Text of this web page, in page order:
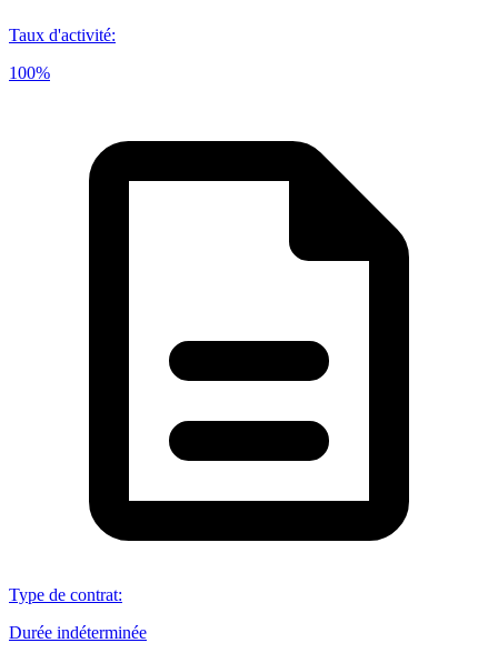
Taux d'activité:
100%
Type de contrat:
Durée indéterminée